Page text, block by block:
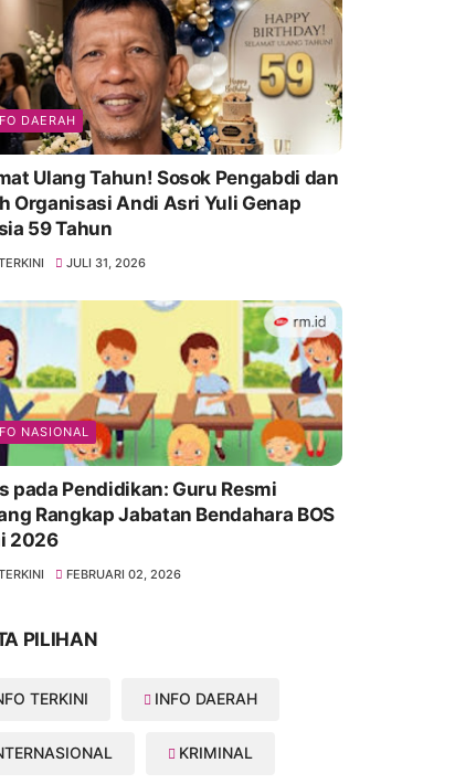
DAERAH
Ulang Tahun! Sosok Pengabdi dan
Organisasi Andi Asri Yuli Genap
59 Tahun
JULI 31, 2026
NASIONAL
pada Pendidikan: Guru Resmi
Rangkap Jabatan Bendahara BOS
2026
FEBRUARI 02, 2026
PILIHAN
TERKINI INFO DAERAH
KRIMINAL